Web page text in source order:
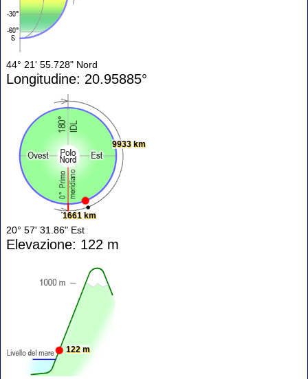
44° 21' 55.728" Nord
Longitudine: 20.95885°
1661 km
9933 km
20° 57' 31.86" Est
Elevazione: 122 m
122 m